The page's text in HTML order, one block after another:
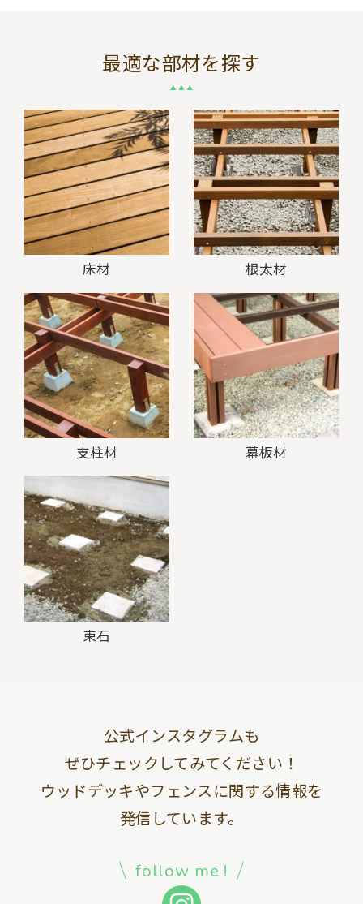
最適な部材を探す
床材 根太材
支柱材 幕板材
束石
公式インスタグラムも
ぜひチェックしてみてください！
ウッドデッキやフェンスに関する情報を
発信しています。
follow me !